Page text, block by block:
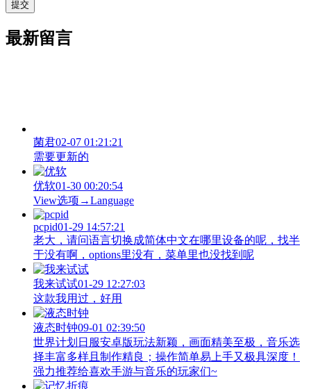
最新留言
菌君02-07 01:21:21
需要更新的
优软01-30 00:20:54
View‌选项→Language
pcpid01-29 14:57:21
老大，请问语言切换成简体中文在哪里设备的呢，找半
于没有啊，options里没有，菜单里也没找到呢
我来试试01-29 12:27:03
这款我用过，好用
液态时钟09-01 02:39:50
世界计划日服安卓版玩法新颖，画面精美至极，音乐选
择丰富多样且制作精良；操作简单易上手又极具深度！
强力推荐给喜欢手游与音乐的玩家们~